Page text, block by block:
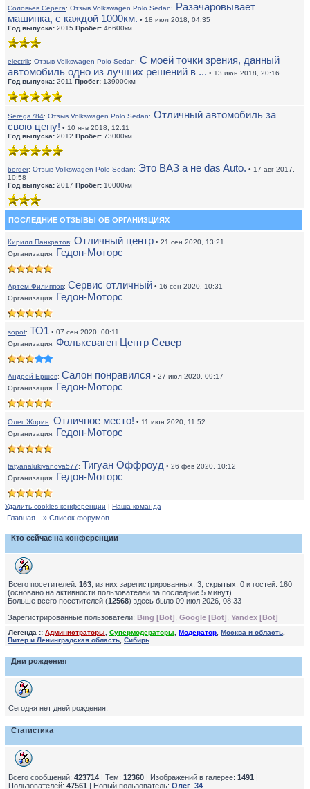
Соловьев Серега: Отзыв Volkswagen Polo Sedan: Разачаровывает
машинка, с каждой 1000км. • 18 июл 2018, 04:35
Год выпуска: 2015 Пробег: 46600км
electrik: Отзыв Volkswagen Polo Sedan: С моей точки зрения, данный
автомобиль одно из лучших решений в ... • 13 июн 2018, 20:16
Год выпуска: 2011 Пробег: 139000км
Serega784: Отзыв Volkswagen Polo Sedan: Отличный автомобиль за
свою цену! • 10 янв 2018, 12:11
Год выпуска: 2012 Пробег: 73000км
border: Отзыв Volkswagen Polo Sedan: Это ВАЗ а не das Auto. • 17 авг 2017,
10:58
Год выпуска: 2017 Пробег: 10000км
ПОСЛЕДНИЕ ОТЗЫВЫ ОБ ОРГАНИЗЦИЯХ
Кирилл Панкратов: Отличный центр • 21 сен 2020, 13:21
Организация: Гедон-Моторс
Артём Филиппов: Сервис отличный • 16 сен 2020, 10:31
Организация: Гедон-Моторс
sopot: ТО1 • 07 сен 2020, 00:11
Организация: Фольксваген Центр Север
Андрей Ершов: Салон понравился • 27 июл 2020, 09:17
Организация: Гедон-Моторс
Олег Жорин: Отличное место! • 11 июн 2020, 11:52
Организация: Гедон-Моторс
tatyanalukiyanova577: Тигуан Оффроуд • 26 фев 2020, 10:12
Организация: Гедон-Моторс
Удалить cookies конференции | Наша команда
Главная » Список форумов
Кто сейчас на конференции
Всего посетителей: 163 , из них зарегистрированных: 3, скрытых: 0 и гостей: 160
(основано на активности пользователей за последние 5 минут)
Больше всего посетителей (12568) здесь было 09 июл 2026, 08:33
Зарегистрированные пользователи: Bing [Bot] Google [Bot] Yandex [Bot]
Легенда :: Администраторы Супермодераторы Модератор Москва и область
Питер и Ленинградская область Сибирь
Дни рождения
Сегодня нет дней рождения.
Статистика
Всего сообщений: 423714 | Тем: 12360 | Изображений в галерее: 1491 |
Пользователей: 47561 | Новый пользователь: Олег_34